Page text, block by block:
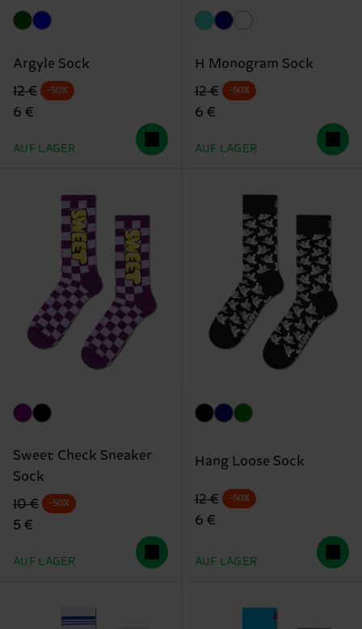
Argyle Sock
Originalpreis
12 €
Reduzierter Preis
6 €
-50%
AUF LAGER
H Monogram Sock
Originalpreis
12 €
Reduzierter Preis
6 €
-50%
AUF LAGER
Sweet Check Sneaker
Sock
Originalpreis
10 €
Reduzierter Preis
5 €
-50%
AUF LAGER
Hang Loose Sock
Originalpreis
12 €
Reduzierter Preis
6 €
-50%
AUF LAGER